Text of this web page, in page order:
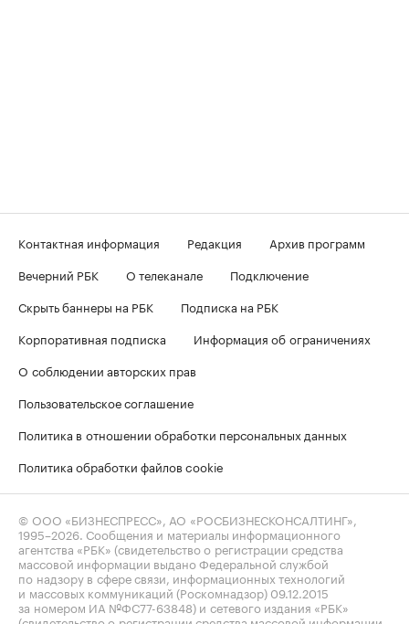
Контактная информация Редакция
Архив программ
Вечерний РБК
О телеканале
Подключение
Скрыть баннеры на РБК
Подписка на РБК
Корпоративная подписка
Информация об ограничениях
О соблюдении авторских прав
Пользовательское соглашение
Политика в отношении обработки персональных данных
Политика обработки файлов cookie
© ООО «БИЗНЕСПРЕСС», АО «РОСБИЗНЕСКОНСАЛТИНГ»,
1995–2026 . Сообщения и материалы информационного
агентства «РБК» (свидетельство о регистрации средства
массовой информации выдано Федеральной службой
по надзору в сфере связи, информационных технологий
и массовых коммуникаций (Роскомнадзор) 09.12.2015
за номером ИА №ФС77-63848) и сетевого издания «РБК»